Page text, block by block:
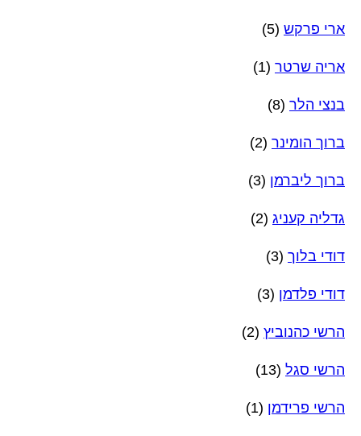
ארי פרקש (5)
אריה שרטר (1)
בנצי הלר (8)
ברוך הומינר (2)
ברוך ליברמן (3)
גדליה קעניג (2)
דודי בלוך (3)
דודי פלדמן (3)
הרשי כהנוביץ (2)
הרשי סגל (13)
הרשי פרידמן (1)